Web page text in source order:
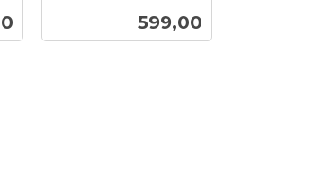
Pris
599,00